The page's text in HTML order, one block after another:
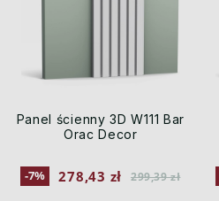
Panel ścienny 3D W111 Bar
Orac Decor
-7% 278,43 zł 299,39 zł